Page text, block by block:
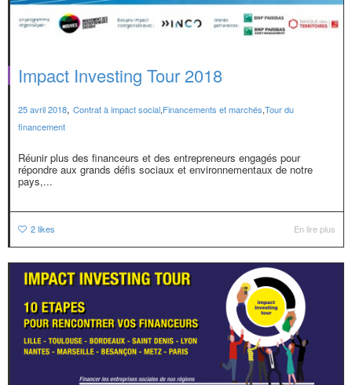
Impact Investing Tour 2018
25 avril 2018, Contrat à impact social,Financements et marchés,Tour du
financement
Réunir plus des financeurs et des entrepreneurs engagés pour
répondre aux grands défis sociaux et environnementaux de notre
pays,...
2likes En lire plus